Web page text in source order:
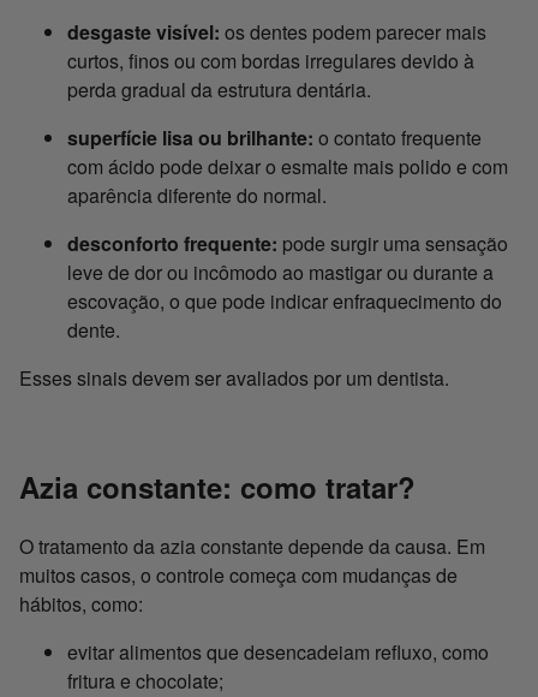
desgaste visível: os dentes podem parecer mais
curtos, finos ou com bordas irregulares devido à
perda gradual da estrutura dentária.
superfície lisa ou brilhante: o contato frequente
com ácido pode deixar o esmalte mais polido e com
aparência diferente do normal.
desconforto frequente: pode surgir uma sensação
leve de dor ou incômodo ao mastigar ou durante a
escovação, o que pode indicar enfraquecimento do
dente.
Esses sinais devem ser avaliados por um dentista.
Azia constante: como tratar?
O tratamento da azia constante depende da causa. Em
muitos casos, o controle começa com mudanças de
hábitos, como:
evitar alimentos que desencadeiam refluxo, como
fritura e chocolate;